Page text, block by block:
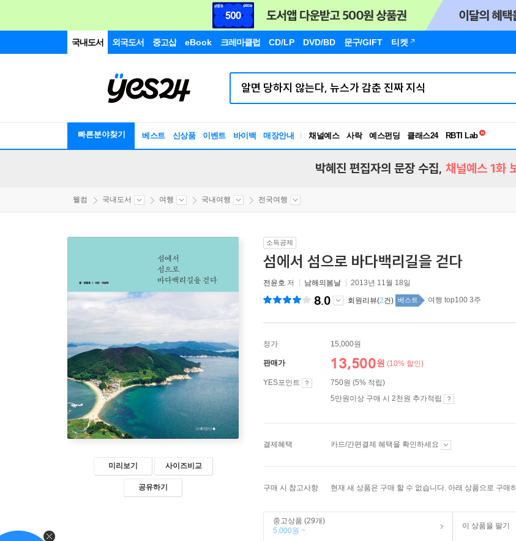
국내도서 외국도서 중고샵 eBook 크레마클럽 CD/LP DVD/BD 문구/GIFT 티켓
빠른분야찾기 베스트 신상품 이벤트 바이백 매장안내 채널예스 사락 예스펀딩 클래스24
RBTI Lab
독서유형검사
박혜진 편집자의 문장 수집, 채널예스 1화
웰컴 국내도서 여행 국내여행 전국여행
미리보기 사이즈비교
공유하기
소득공제
섬에서 섬으로 바다백리길을 걷다
전윤호 저 남해의봄날 2013년 11월 18일
8.0 회원리뷰(2건) 베스트 여행 top100 3주
정가 15,000원
판매가 13,500원 (10% 할인)
YES포인트
750원 (5% 적립)
5만원이상 구매 시 2천원 추가적립
결제혜택 카드/간편결제 혜택을 확인하세요
구매 시 참고사항 현재 새 상품은 구매 할 수 없습니다. 아래 상품으로 구매
중고상품 (29개)
5,000원 ~
이 상품을 팔기